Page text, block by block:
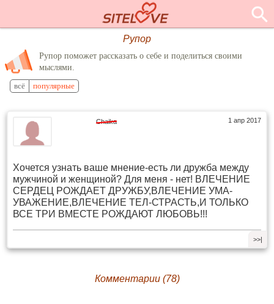
Рупор
Рупор поможет рассказать о себе и поделиться своими
мыслями.
всё популярные
1 апр 2017
Chaika
Хочется узнать ваше мнение-есть ли дружба между
мужчиной и женщиной? Для меня - нет! ВЛЕЧЕНИЕ
СЕРДЕЦ РОЖДАЕТ ДРУЖБУ,ВЛЕЧЕНИЕ УМА-
УВАЖЕНИЕ,ВЛЕЧЕНИЕ ТЕЛ-СТРАСТЬ,И ТОЛЬКО
ВСЕ ТРИ ВМЕСТЕ РОЖДАЮТ ЛЮБОВЬ!!!
>>|
Комментарии (78)